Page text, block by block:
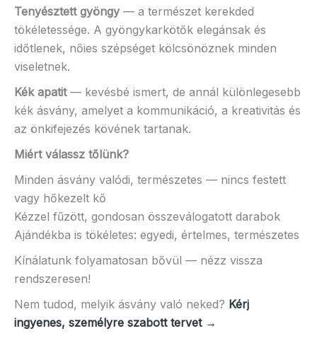
Tenyésztett gyöngy — a természet kerekded
tökéletessége. A gyöngykarkötők elegánsak és
időtlenek, nőies szépséget kölcsönöznek minden
viseletnek.
Kék apatit— kevésbé ismert, de annál különlegesebb
kék ásvány, amelyet a kommunikáció, a kreativitás és
az önkifejezés kövének tartanak.
Miért válassz tőlünk?
Minden ásvány valódi, természetes — nincs festett
vagy hőkezelt kő
Kézzel fűzött, gondosan összeválogatott darabok
Ajándékba is tökéletes: egyedi, értelmes, természetes
Kínálatunk folyamatosan bővül — nézz vissza
rendszeresen!
Nem tudod, melyik ásvány való neked? Kérj
ingyenes, személyre szabott tervet →